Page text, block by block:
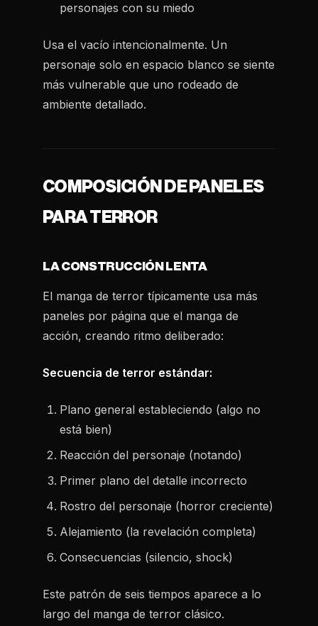
personajes con su miedo
Usa el vacío intencionalmente. Un
personaje solo en espacio blanco se siente
más vulnerable que uno rodeado de
ambiente detallado.
COMPOSICIÓN DE PANELES
PARA TERROR
LA CONSTRUCCIÓN LENTA
El manga de terror típicamente usa más
paneles por página que el manga de
acción, creando ritmo deliberado:
Secuencia de terror estándar:
Plano general estableciendo (algo no
está bien)
Reacción del personaje (notando)
Primer plano del detalle incorrecto
Rostro del personaje (horror creciente)
Alejamiento (la revelación completa)
Consecuencias (silencio, shock)
Este patrón de seis tiempos aparece a lo
largo del manga de terror clásico.